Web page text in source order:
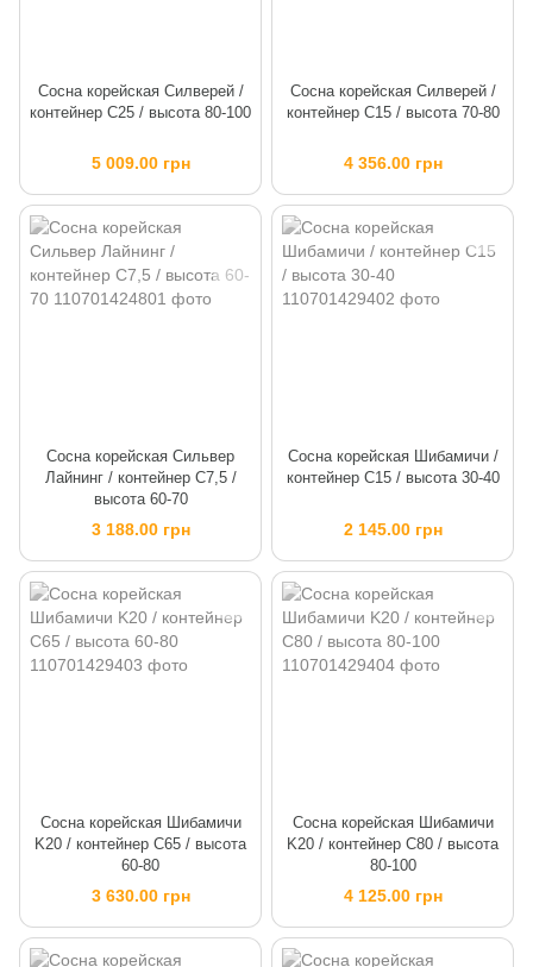
Сосна корейская Силверей /
контейнер C25 / высота 80-100
5 009.00 грн
Сосна корейская Силверей /
контейнер C15 / высота 70-80
4 356.00 грн
Сосна корейская Сильвер
Лайнинг / контейнер C7,5 /
высота 60-70
3 188.00 грн
Сосна корейская Шибамичи /
контейнер C15 / высота 30-40
2 145.00 грн
Сосна корейская Шибамичи
K20 / контейнер C65 / высота
60-80
3 630.00 грн
Сосна корейская Шибамичи
K20 / контейнер C80 / высота
80-100
4 125.00 грн